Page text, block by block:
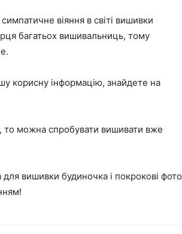
віяння в світі вишивки
багатьох вишивальниць, тому
корисну інформацію, знайдете на
то можна спробувати вишивати вже
вишивки будиночка і покрокові фото